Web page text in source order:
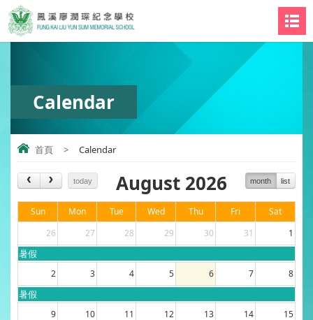
Calendar
首頁 > Calendar
today month list
August 2026
Sun Mon Tue Wed Thu Fri
Sat
26
27 28 29 30 31 1
暑假
2 3 4 5 6 7 8
暑假
9 10 11 12 13 14 15